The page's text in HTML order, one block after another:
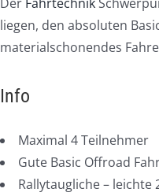
liegen, den absoluten
materialschonendes
Info
Maximal 4 Teilnehmer
Gute Basic Offroad
Rallytaugliche –